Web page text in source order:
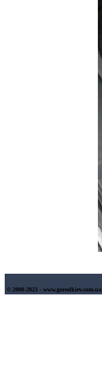
© 2008-2023 - www.gorodkiev.com.ua